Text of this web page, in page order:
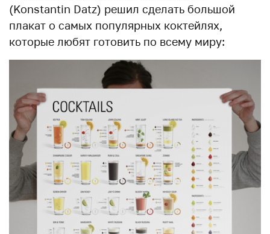
(Konstantin Datz) решил сделать большой
плакат о самых популярных коктейлях,
которые любят готовить по всему миру: